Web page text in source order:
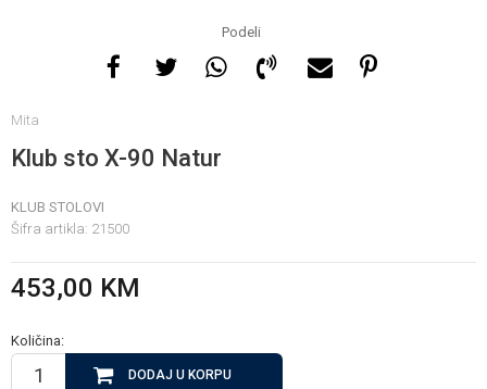
Podeli
Mita
Klub sto X-90 Natur
KLUB STOLOVI
Šifra artikla: 21500
453,00 KM
Količina:
DODAJ U KORPU